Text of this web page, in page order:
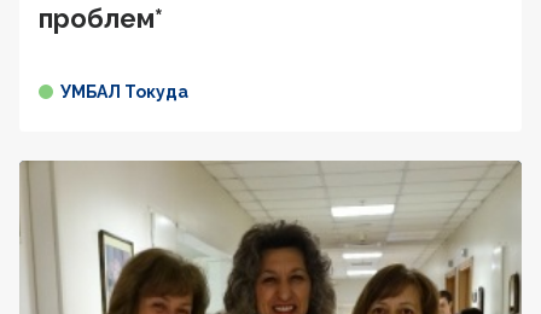
проблем*
УМБАЛ Токуда